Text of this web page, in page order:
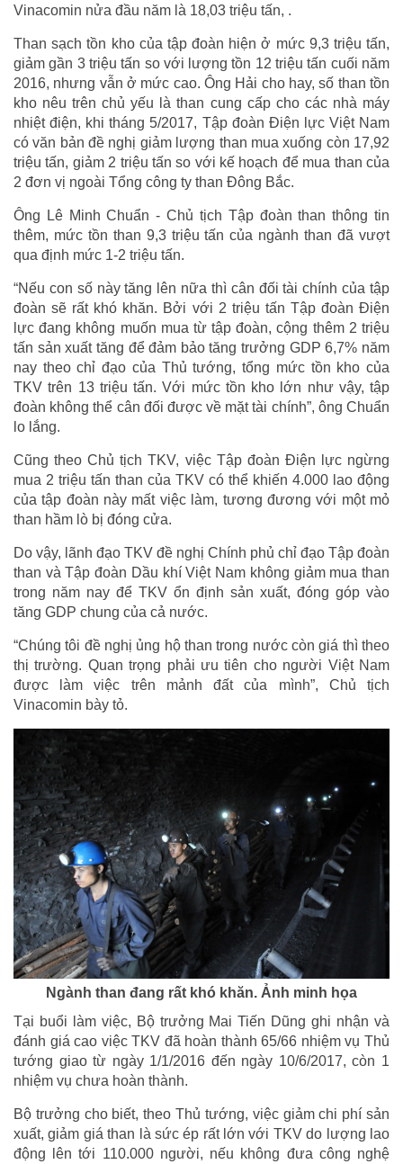
Vinacomin nửa đầu năm là 18,03 triệu tấn, .
Than sạch tồn kho của tập đoàn hiện ở mức 9,3 triệu tấn,
giảm gần 3 triệu tấn so với lượng tồn 12 triệu tấn cuối năm
2016, nhưng vẫn ở mức cao. Ông Hải cho hay, số than tồn
kho nêu trên chủ yếu là than cung cấp cho các nhà máy
nhiệt điện, khi tháng 5/2017, Tập đoàn Điện lực Việt Nam
có văn bản đề nghị giảm lượng than mua xuống còn 17,92
triệu tấn, giảm 2 triệu tấn so với kế hoạch để mua than của
2 đơn vị ngoài Tổng công ty than Đông Bắc.
Ông Lê Minh Chuẩn - Chủ tịch Tập đoàn than thông tin
thêm, mức tồn than 9,3 triệu tấn của ngành than đã vượt
qua định mức 1-2 triệu tấn.
“Nếu con số này tăng lên nữa thì cân đối tài chính của tập
đoàn sẽ rất khó khăn. Bởi với 2 triệu tấn Tập đoàn Điện
lực đang không muốn mua từ tập đoàn, cộng thêm 2 triệu
tấn sản xuất tăng để đảm bảo tăng trưởng GDP 6,7% năm
nay theo chỉ đạo của Thủ tướng, tổng mức tồn kho của
TKV trên 13 triệu tấn. Với mức tồn kho lớn như vậy, tập
đoàn không thể cân đối được về mặt tài chính”, ông Chuẩn
lo lắng.
Cũng theo Chủ tịch TKV, việc Tập đoàn Điện lực ngừng
mua 2 triệu tấn than của TKV có thể khiến 4.000 lao động
của tập đoàn này mất việc làm, tương đương với một mỏ
than hầm lò bị đóng cửa.
Do vậy, lãnh đạo TKV đề nghị Chính phủ chỉ đạo Tập đoàn
than và Tập đoàn Dầu khí Việt Nam không giảm mua than
trong năm nay để TKV ổn định sản xuất, đóng góp vào
tăng GDP chung của cả nước.
“Chúng tôi đề nghị ủng hộ than trong nước còn giá thì theo
thị trường. Quan trọng phải ưu tiên cho người Việt Nam
được làm việc trên mảnh đất của mình”, Chủ tịch
Vinacomin bày tỏ.
Ngành than đang rất khó khăn. Ảnh minh họa
Tại buổi làm việc, Bộ trưởng Mai Tiến Dũng ghi nhận và
đánh giá cao việc TKV đã hoàn thành 65/66 nhiệm vụ Thủ
tướng giao từ ngày 1/1/2016 đến ngày 10/6/2017, còn 1
nhiệm vụ chưa hoàn thành.
Bộ trưởng cho biết, theo Thủ tướng, việc giảm chi phí sản
xuất, giảm giá than là sức ép rất lớn với TKV do lượng lao
động lên tới 110.000 người, nếu không đưa công nghệ